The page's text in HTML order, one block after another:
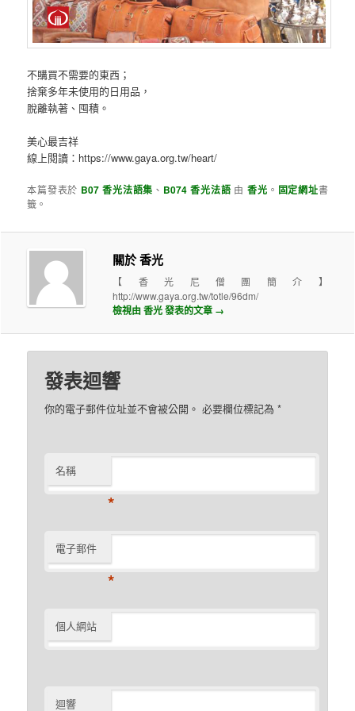
不購買不需要的東西；
捨棄多年未使用的日用品，
脫離執著、囤積。
美心最吉祥
線上閱讀：https://www.gaya.org.tw/heart/
本篇發表於 B07 香光法語集 、 B074 香光法語 由 香光 。 固定網址書
籤。
關於 香光
【香光尼僧團簡介】
http://www.gaya.org.tw/totle/96dm/
檢視由 香光 發表的文章 →
發表迴響
你的電子郵件位址並不會被公開。 必要欄位標記為*
名稱
*
電子郵件
*
個人網站
迴響